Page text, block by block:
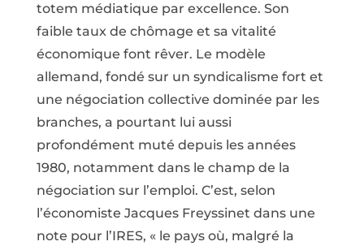
totem médiatique par excellence. Son
faible taux de chômage et sa vitalité
économique font rêver. Le modèle
allemand, fondé sur un syndicalisme fort et
une négociation collective dominée par les
branches, a pourtant lui aussi
profondément muté depuis les années
1980, notamment dans le champ de la
négociation sur l’emploi. C’est, selon
l’économiste Jacques Freyssinet dans une
note pour l’IRES, « le pays où, malgré la